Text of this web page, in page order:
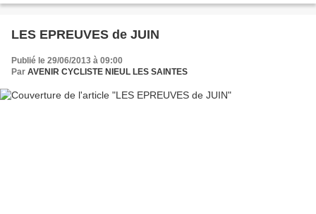
LES EPREUVES de JUIN
Publié le 29/06/2013 à 09:00
Par AVENIR CYCLISTE NIEUL LES SAINTES